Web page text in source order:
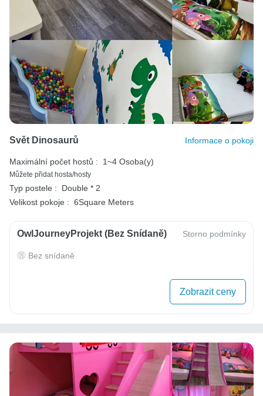
Svět Dinosaurů Informace o pokoji
Maximální počet hostů : 1~4 Osoba(y)
Můžete přidat hosta/hosty
Typ postele :
Double * 2
Velikost pokoje : 6Square Meters
OwlJourneyProjekt (bez Snídaně) Storno podmínky
Bez snídaně
Zobrazit ceny